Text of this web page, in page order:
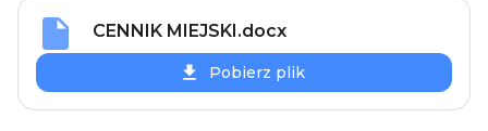
CENNIK MIEJSKI.docx
Pobierz plik